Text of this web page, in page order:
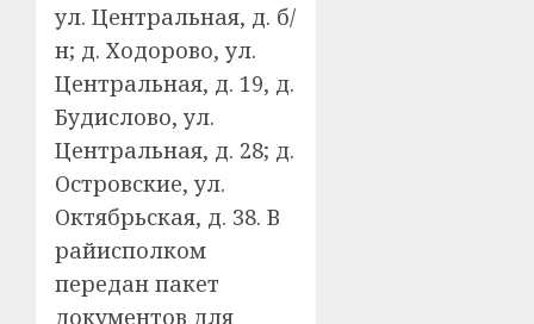
ул. Центральная, д. б/
н; д. Ходорово, ул.
Центральная, д. 19, д.
Будислово, ул.
Центральная, д. 28; д.
Островские, ул.
Октябрьская, д. 38. В
райисполком
передан пакет
документов для